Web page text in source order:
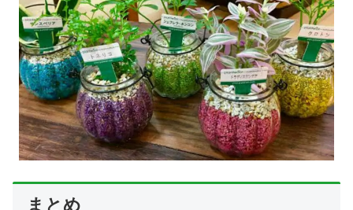
まとめ
Facebook
はてブ
LINE
LinkedIn